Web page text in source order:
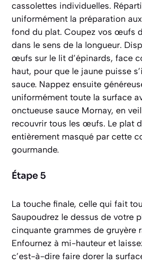
cassolettes individuelles.
uniformément la préparation
fond du plat. Coupez vos œufs
dans le sens de la longueur.
œufs sur le lit d’épinards, face
haut, pour que le jaune puisse
sauce. Nappez ensuite
uniformément toute la surface
onctueuse sauce Mornay, en
recouvrir tous les œufs. Le plat
entièrement masqué par cette
gourmande.
Étape 5
La touche finale, celle qui fait
Saupoudrez le dessus de votre
cinquante grammes de gruyère
Enfournez à mi-hauteur et
c’est-à-dire faire dorer la